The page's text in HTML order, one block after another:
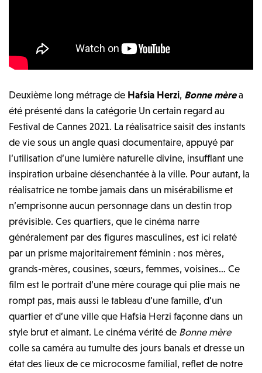
Deuxième long métrage de Hafsia Herzi, Bonne mère a
été présenté dans la catégorie Un certain regard au
Festival de Cannes 2021. La réalisatrice saisit des instants
de vie sous un angle quasi documentaire, appuyé par
l’utilisation d’une lumière naturelle divine, insufflant une
inspiration urbaine désenchantée à la ville. Pour autant, la
réalisatrice ne tombe jamais dans un misérabilisme et
n’emprisonne aucun personnage dans un destin trop
prévisible. Ces quartiers, que le cinéma narre
généralement par des figures masculines, est ici relaté
par un prisme majoritairement féminin : nos mères,
grands-mères, cousines, sœurs, femmes, voisines… Ce
film est le portrait d’une mère courage qui plie mais ne
rompt pas, mais aussi le tableau d’une famille, d’un
quartier et d’une ville que Hafsia Herzi façonne dans un
style brut et aimant. Le cinéma vérité de Bonne mère
colle sa caméra au tumulte des jours banals et dresse un
état des lieux de ce microcosme familial, reflet de notre